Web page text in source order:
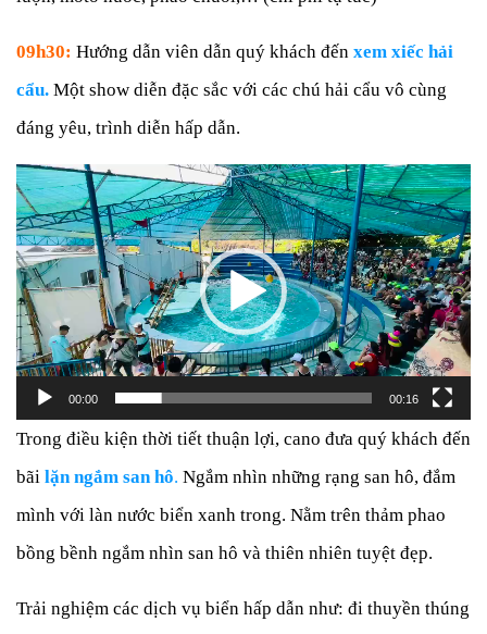
09h30: Hướng dẫn viên dẫn quý khách đến xem xiếc hải
cẩu. Một show diễn đặc sắc với các chú hải cẩu vô cùng
đáng yêu, trình diễn hấp dẫn.
Trình
chơi
Video
00:00 00:16
Trong điều kiện thời tiết thuận lợi, cano đưa quý khách đến
bãi lặn ngắm san hô. Ngắm nhìn những rạng san hô, đắm
mình với làn nước biển xanh trong. Nằm trên thảm phao
bồng bềnh ngắm nhìn san hô và thiên nhiên tuyệt đẹp.
Trải nghiệm các dịch vụ biển hấp dẫn như: đi thuyền thúng